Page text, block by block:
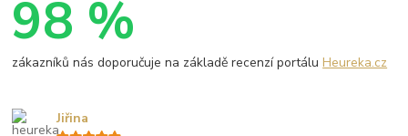
98 %
zákazníků nás doporučuje na základě recenzí portáluHeureka.cz
Jiřina